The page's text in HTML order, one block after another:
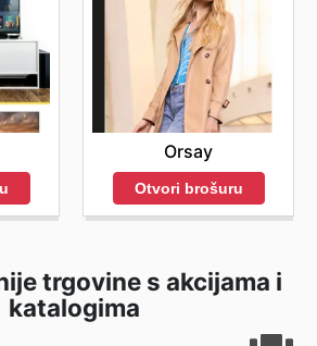
Orsay
Otvori brošuru
trgovine s akcijama i
katalogima